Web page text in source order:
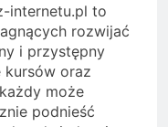
internetu.pl to
rozwijać
i przystępny
kursów oraz
może
podnieść